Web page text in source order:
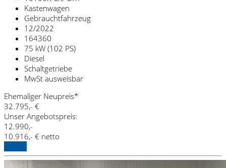
Kastenwagen
Gebrauchtfahrzeug
12/2022
164360
75 kW (102 PS)
Diesel
Schaltgetriebe
MwSt ausweisbar
Ehemaliger Neupreis*
32.795,- €
Unser Angebotspreis:
12.990,-
10.916,- € netto